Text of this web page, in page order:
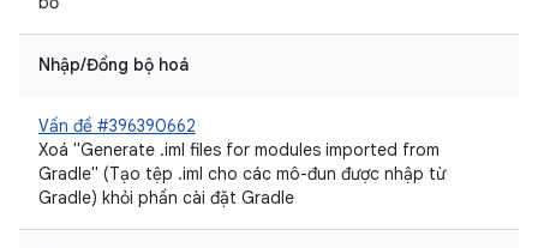
Nhập/Đồng bộ hoá
Vấn đề #396390662
Xoá "Generate .iml files for modules imported from
Gradle" (Tạo tệp .iml cho các mô-đun được nhập từ
Gradle) khỏi phần cài đặt Gradle